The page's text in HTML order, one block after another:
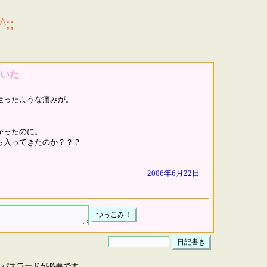
た
たような痛みが。
たのに。
ってきたのか？？？
2006年6月22日